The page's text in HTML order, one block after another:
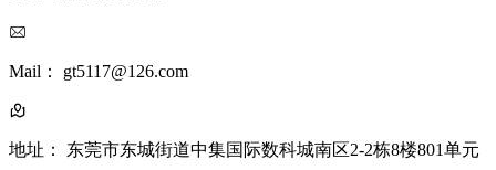
Mail： gt5117@126.com
地址： 东莞市东城街道中集国际数科城南区2-2栋8楼801单元